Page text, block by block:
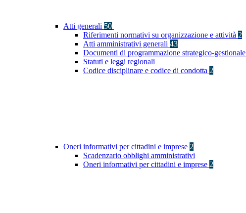
Atti generali 50
Riferimenti normativi su organizzazione e attività 2
Atti amministrativi generali 43
Documenti di programmazione strategico-gestionale
Statuti e leggi regionali
Codice disciplinare e codice di condotta 2
Oneri informativi per cittadini e imprese 2
Scadenzario obblighi amministrativi
Oneri informativi per cittadini e imprese 2